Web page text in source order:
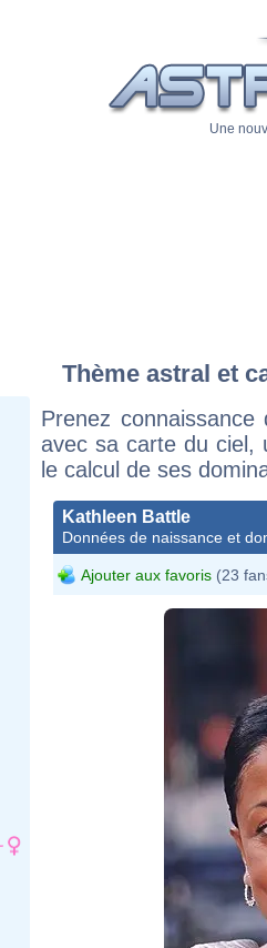
Une
Thème astral et
Prenez
avec sa carte du ciel,
le calcul de ses
Kathleen Battle
Données de naissance et
Ajouter aux favoris (23